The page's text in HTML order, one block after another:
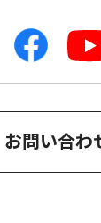
お問い合わ